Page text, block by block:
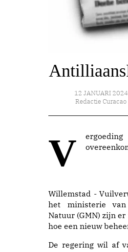
12 JANUARI 2024
Redactie Curacao
Vergoeding nog volgens oude
Willemstad -
het ministerie
Natuur (GMN) zijn
hoe een nieuw
De regering wil af